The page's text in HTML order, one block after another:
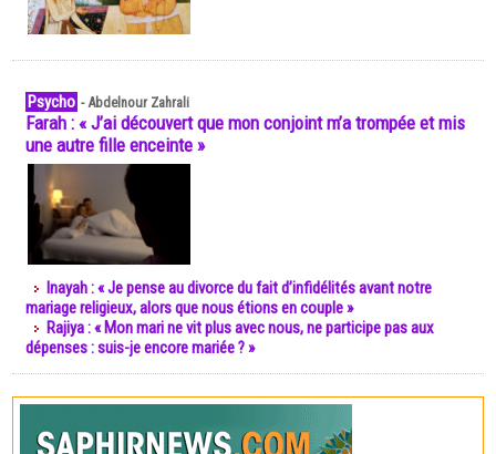
Psycho -Abdelnour Zahrali
Farah : « J’ai découvert que mon conjoint m’a trompée et mis
une autre fille enceinte »
Inayah : « Je pense au divorce du fait d’infidélités avant notre
mariage religieux, alors que nous étions en couple »
Rajiya : « Mon mari ne vit plus avec nous, ne participe pas aux
dépenses : suis-je encore mariée ? »